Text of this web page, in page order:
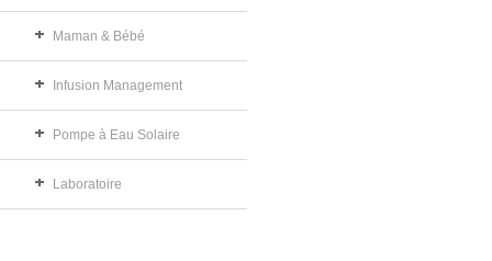
Maman & Bébé
Infusion Management
Pompe à Eau Solaire
Laboratoire